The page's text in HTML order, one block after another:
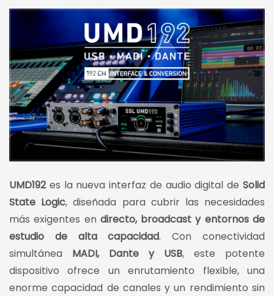
UMD192es la nueva interfaz de audio digital de Solid
State Logic, diseñada para cubrir las necesidades
más exigentes en directo, broadcast y entornos de
estudio de alta capacidad. Con conectividad
simultánea MADI, Dante y USB, este potente
dispositivo ofrece un enrutamiento flexible, una
enorme capacidad de canales y un rendimiento sin